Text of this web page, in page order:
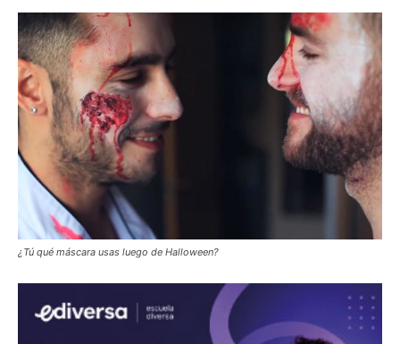
¿Tú qué máscara usas luego de Halloween?